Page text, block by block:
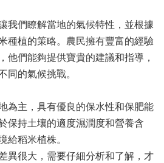
我們瞭解當地的氣候特性，並根據
種植的策略。農民擁有豐富的經驗
他們能夠提供寶貴的建議和指導，
同的氣候挑戰。
為主，具有優良的保水性和保肥能
保持土壤的適度濕潤度和營養含
稻米植株。
異很大，需要仔細分析和了解，才